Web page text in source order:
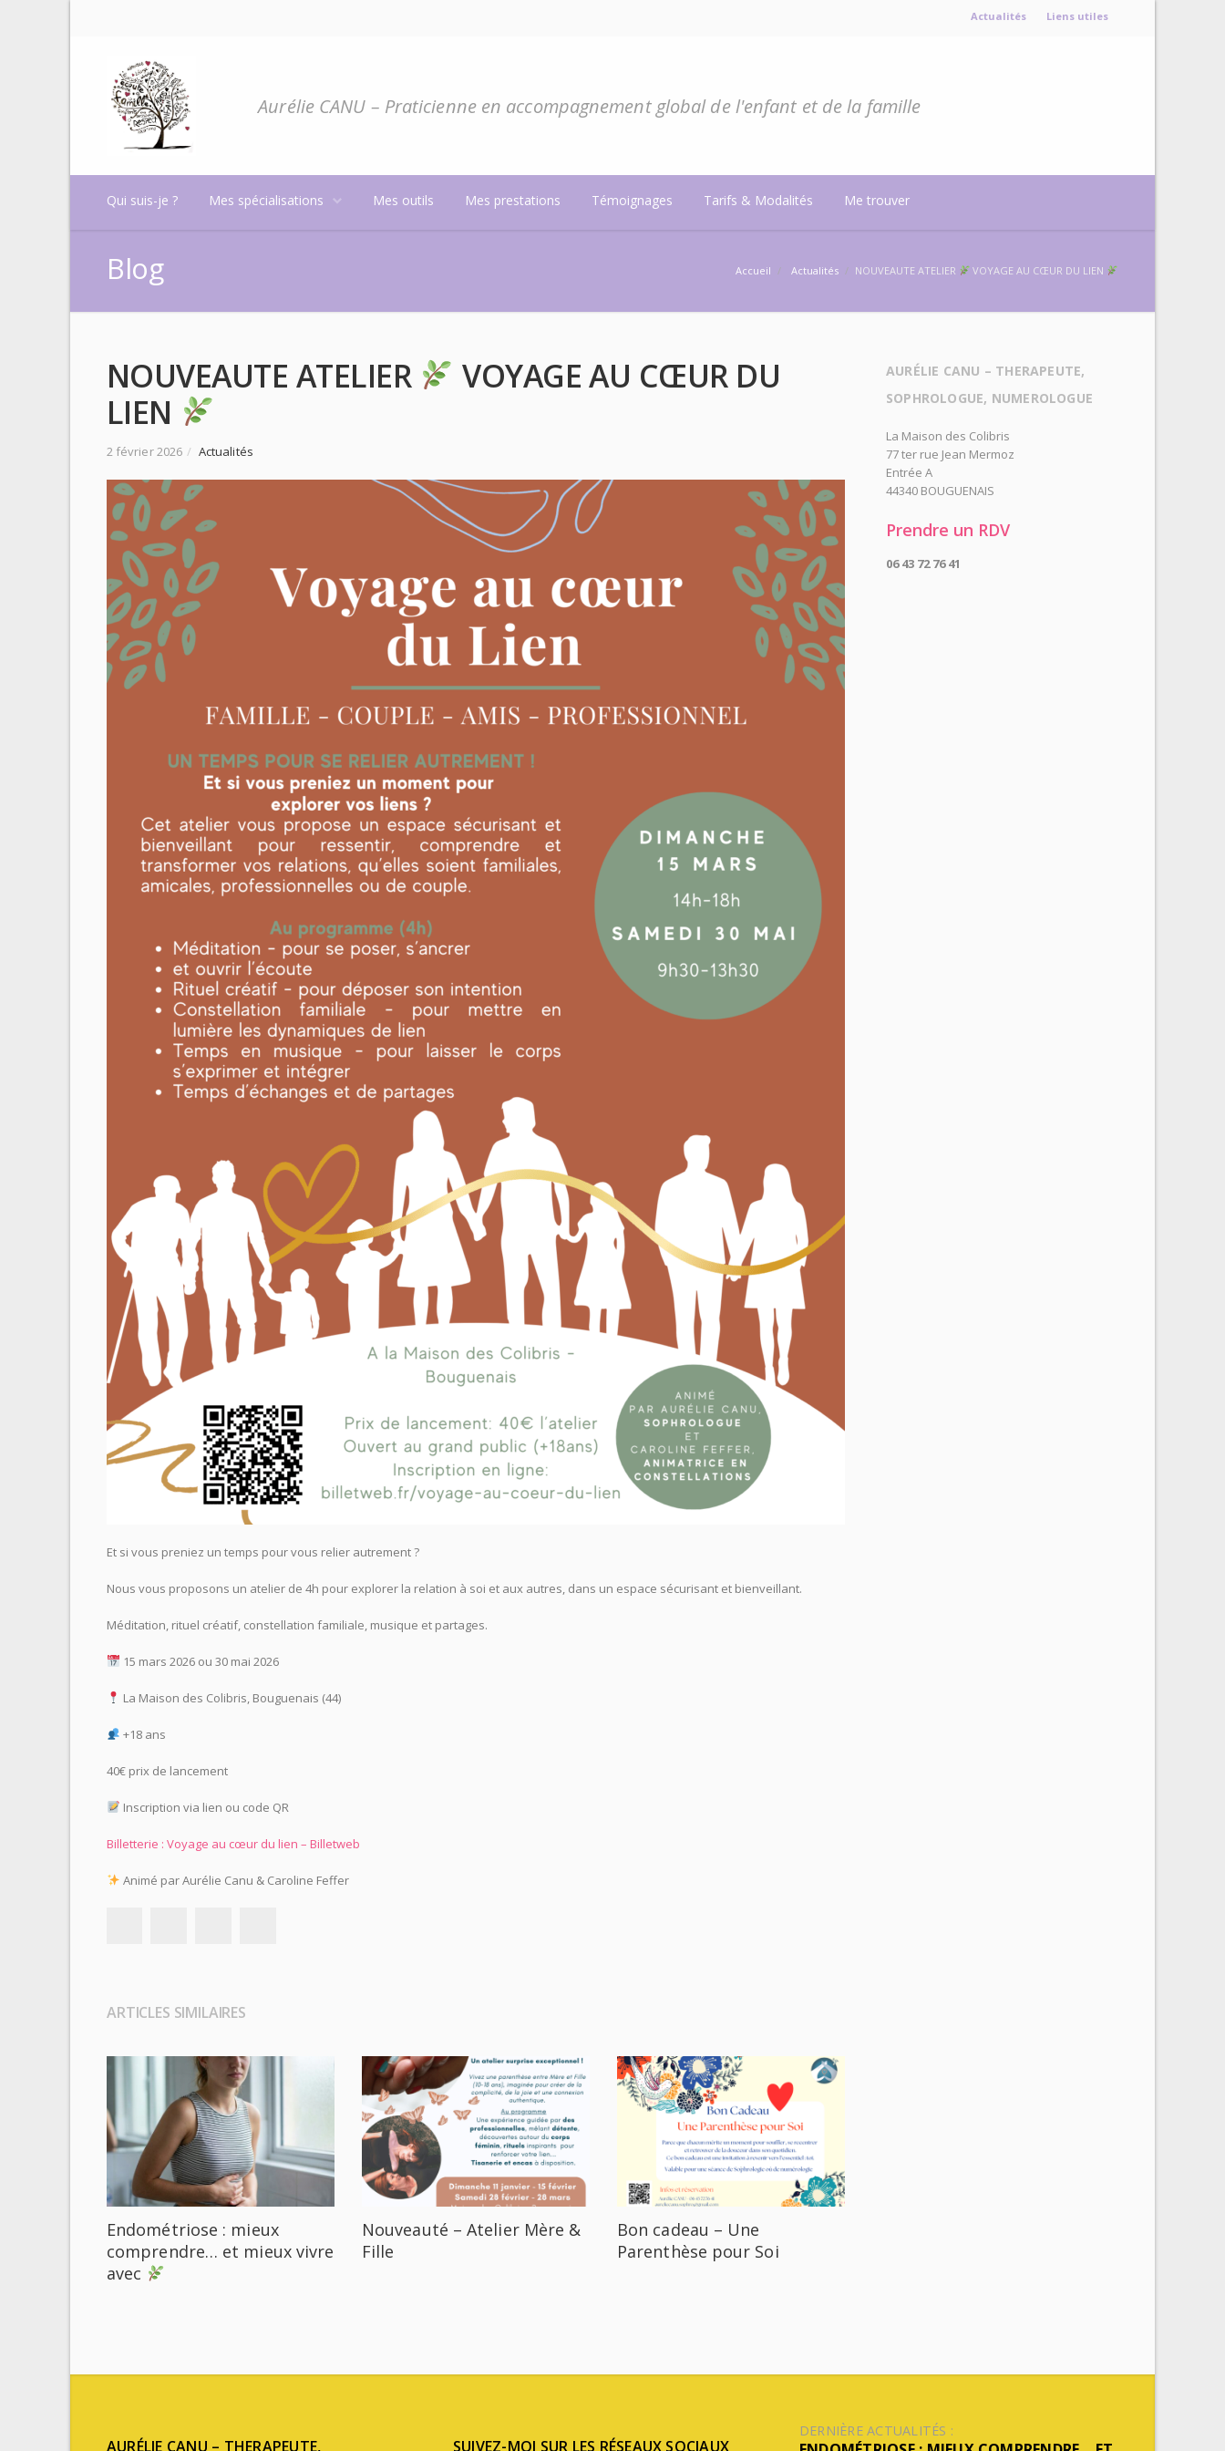
Actualités Liens utiles
Aurélie CANU – Praticienne en accompagnement global de l'enfant et de la famille
Qui suis-je ? Mes spécialisations Mes outils Mes prestations Témoignages Tarifs & Modalités Me trouver
Accueil / Actualités / NOUVEAUTE ATELIER VOYAGE AU CŒUR DU LIEN
Blog
NOUVEAUTE ATELIER
VOYAGE AU CŒUR DU
LIEN
2 février 2026 / Actualités
Et si vous preniez un temps pour vous relier autrement ?
Nous vous proposons un atelier de 4h pour explorer la relation à soi et aux autres, dans un espace sécurisant et bienveillant.
Méditation, rituel créatif, constellation familiale, musique et partages.
15 mars 2026 ou 30 mai 2026
La Maison des Colibris, Bouguenais (44)
+18 ans
40€ prix de lancement
Inscription via lien ou code QR
Billetterie : Voyage au cœur du lien – Billetweb
Animé par Aurélie Canu & Caroline Feffer
ARTICLES SIMILAIRES
Endométriose : mieux
comprendre… et mieux vivre
avec
Nouveauté – Atelier Mère &
Fille
Bon cadeau – Une
Parenthèse pour Soi
AURÉLIE CANU – THERAPEUTE,
SOPHROLOGUE, NUMEROLOGUE
La Maison des Colibris
77 ter rue Jean Mermoz
Entrée A
44340 BOUGUENAIS
Prendre un RDV
06 43 72 76 41
AURÉLIE CANU – THERAPEUTE, SUIVEZ-MOI SUR LES RÉSEAUX SOCIAUX
DERNIÈRE ACTUALITÉS :